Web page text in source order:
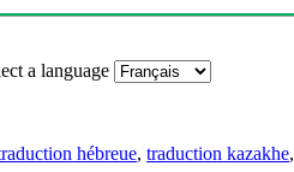
a language
hébreue, traduction kazakhe,